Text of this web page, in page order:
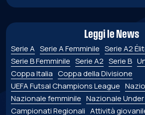
Leggi le News
Serie A Serie A Femminile Serie A2
Serie B Femminile Serie A2 Serie B
Coppa Italia Coppa della Divisione
UEFA Futsal Champions League
Nazionale femminile Nazionale Under
Campionati Regionali Attività